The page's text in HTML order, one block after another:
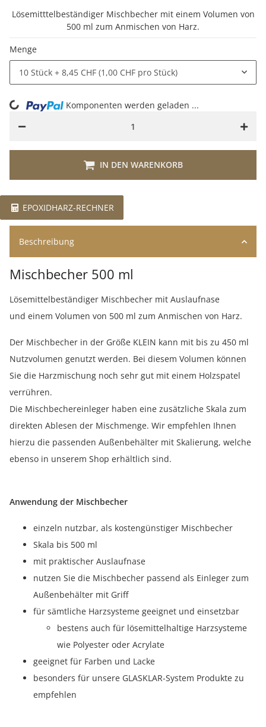
Lösemitttelbeständiger Mischbecher mit einem Volumen von
500 ml zum Anmischen von Harz.
Menge
10 Stück + 8,45 CHF (1,00 CHF pro Stück)
IN DEN WARENKORB
Loading... Komponenten werden geladen ...
EPOXIDHARZ-RECHNER
Beschreibung
Mischbecher 500 ml
Lösemittelbeständiger Mischbecher mit Auslaufnase
und einem Volumen von 500 ml zum Anmischen von Harz.
Der Mischbecher in der Größe KLEIN kann mit bis zu 450 ml
Nutzvolumen genutzt werden. Bei diesem Volumen können
Sie die Harzmischung noch sehr gut mit einem Holzspatel
verrühren.
Die Mischbechereinleger haben eine zusätzliche Skala zum
direkten Ablesen der Mischmenge. Wir empfehlen Ihnen
hierzu die passenden Außenbehälter mit Skalierung, welche
ebenso in unserem Shop erhältlich sind.
Anwendung der Mischbecher
einzeln nutzbar, als kostengünstiger Mischbecher
Skala bis 500 ml
mit praktischer Auslaufnase
nutzen Sie die Mischbecher passend als Einleger zum
Außenbehälter mit Griff
für sämtliche Harzsysteme geeignet und einsetzbar
bestens auch für lösemittelhaltige Harzsysteme
wie Polyester oder Acrylate
geeignet für Farben und Lacke
besonders für unsere GLASKLAR-System Produkte zu
empfehlen